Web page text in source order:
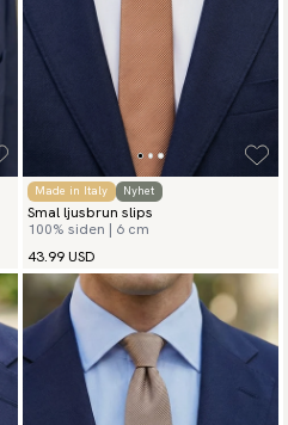
Made in Italy Nyhet
Smal ljusbrun slips
100% siden | 6 cm
43.99 USD